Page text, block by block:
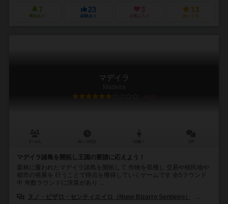
7
興味あり
23
経験あり
3
お気に入り
13
持ってる
マデイラ
Madeira
6.2
マデイラ諸島を開拓し王国の要請に応えよう！
森林に覆われたマデイラ諸島を開拓して 作物を収穫し 交易や植民地や
都市の発展を 行うことで得点を獲得していくゲームです 全5ラウンド
中 奇数ラウンドに決算があり ...
ヌノ・ビザロ・センティエイロ（Nuno Bizarro Sentieiro）